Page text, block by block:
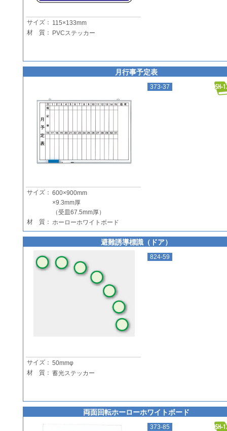
サイズ： 115×133mm
材 質： PVCステッカー
月行事予定表
373-37
サイズ： 600×900mm
×9.3mm厚
（受皿67.5mm厚）
材 質： ホーローホワイトボード
避難誘導標識（ドア）
824-59
サイズ： 50mmφ
材 質： 蓄光ステッカー
両面回転ホーローホワイトボード
373-85